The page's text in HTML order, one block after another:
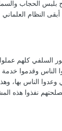
بلبس الحجاب
النظام
السلفي كلهم
الناس وقدموا خدمة
وعدوا الناس بها،
نفذوا هذه